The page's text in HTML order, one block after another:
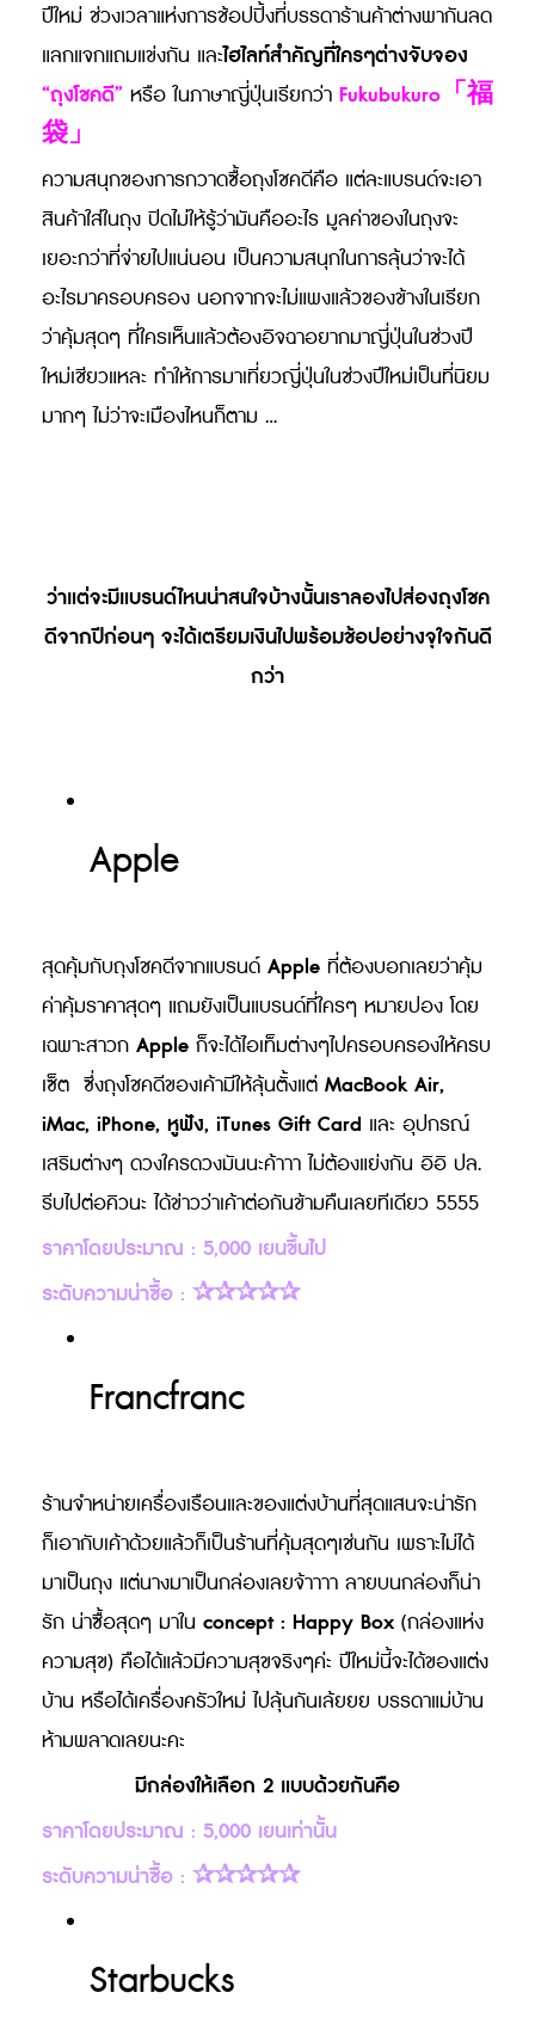
ปีใหม่ ช่วงเวลาแห่งการช้อปปิ้งที่บรรดาร้านค้าต่างพากันลด
แลกแจกแถมแข่งกัน และไฮไลท์สำคัญที่ใครๆต่างจับจอง
“ถุงโชคดี” หรือ ในภาษาญี่ปุ่นเรียกว่า Fukubukuro「福
袋」
ความสนุกของการกวาดซื้อถุงโชคดีคือ แต่ละแบรนด์จะเอา
สินค้าใส่ในถุง ปิดไม่ให้รู้ว่ามันคืออะไร มูลค่าของในถุงจะ
เยอะกว่าที่จ่ายไปแน่นอน เป็นความสนุกในการลุ้นว่าจะได้
อะไรมาครอบครอง นอกจากจะไม่แพงแล้วของข้างในเรียก
ว่าคุ้มสุดๆ ที่ใครเห็นแล้วต้องอิจฉาอยากมาญี่ปุ่นในช่วงปี
ใหม่เชียวแหละ ทำให้การมาเที่ยวญี่ปุ่นในช่วงปีใหม่เป็นที่นิยม
มากๆ ไม่ว่าจะเมืองไหนก็ตาม …
ว่าแต่จะมีแบรนด์ไหนน่าสนใจบ้างนั้นเราลองไปส่องถุงโชค
ดีจากปีก่อนๆ จะได้เตรียมเงินไปพร้อมช้อปอย่างจุใจกันดี
กว่า
Apple
สุดคุ้มกับถุงโชคดีจากแบรนด์ Apple ที่ต้องบอกเลยว่าคุ้ม
ค่าคุ้มราคาสุดๆ แถมยังเป็นแบรนด์ที่ใครๆ หมายปอง โดย
เฉพาะสาวก Apple ก็จะได้ไอเท็มต่างๆไปครอบครองให้ครบ
เซ็ต ซึ่งถุงโชคดีของเค้ามีให้ลุ้นตั้งแต่ MacBook Air,
iMac, iPhone, หูฟัง, iTunes Gift Card และ อุปกรณ์
เสริมต่างๆ ดวงใครดวงมันนะค้าาา ไม่ต้องแย่งกัน อิอิ ปล.
รีบไปต่อคิวนะ ได้ข่าวว่าเค้าต่อกันข้ามคืนเลยทีเดียว 5555
ราคาโดยประมาณ : 5,000 เยนขึ้นไป
ระดับความน่าซื้อ : ✰✰✰✰✰
Francfranc
ร้านจำหน่ายเครื่องเรือนและของแต่งบ้านที่สุดแสนจะน่ารัก
ก็เอากับเค้าด้วยแล้วก็เป็นร้านที่คุ้มสุดๆเช่นกัน เพราะไม่ได้
มาเป็นถุง แต่นางมาเป็นกล่องเลยจ้าาาา ลายบนกล่องก็น่า
รัก น่าซื้อสุดๆ มาใน concept : Happy Box (กล่องแห่ง
ความสุข) คือได้แล้วมีความสุขจริงๆค่ะ ปีใหม่นี้จะได้ของแต่ง
บ้าน หรือได้เครื่องครัวใหม่ ไปลุ้นกันเล้ยยย บรรดาแม่บ้าน
ห้ามพลาดเลยนะคะ
มีกล่องให้เลือก 2 แบบด้วยกันคือ
ราคาโดยประมาณ : 5,000 เยนเท่านั้น
ระดับความน่าซื้อ : ✰✰✰✰✰
Starbucks